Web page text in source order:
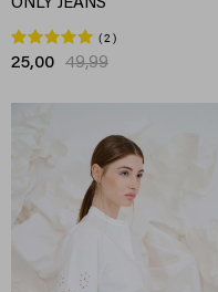
ONLY JEANS
2
25,00 49,99